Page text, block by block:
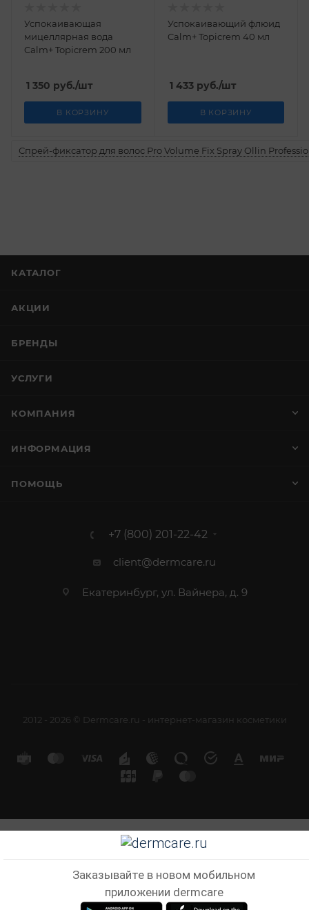
Успокаивающая
мицеллярная вода
Calm+ Topicrem 200 мл
1 350 руб./шт
В КОРЗИНУ
Успокаивающий флюид
Calm+ Topicrem 40 мл
1 433руб./шт
В КОРЗИНУ
Спрей-фиксатор для волос Pro Volume Fix Spray Ollin
КАТАЛОГ
АКЦИИ
БРЕНДЫ
УСЛУГИ
КОМПАНИЯ
ИНФОРМАЦИЯ
ПОМОЩЬ
+7 (800) 201-22-42
client@dermcare.ru
Екатеринбург, ул. Вайнера, д. 9
2012 - 2026 © Dermcare.ru - интернет-магазин косметики
Заказывайте в новом мобильном
приложении dermcare